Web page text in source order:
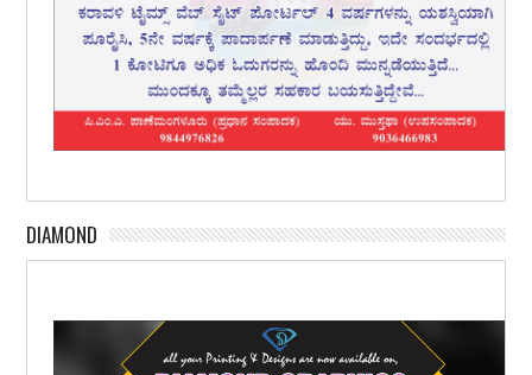
DIAMOND